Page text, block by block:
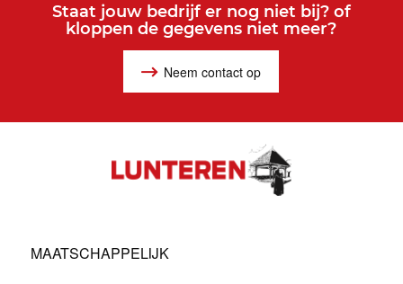
Staat jouw bedrijf er nog niet bij? of
kloppen de gegevens niet meer?
Neem contact op
MAATSCHAPPELIJK